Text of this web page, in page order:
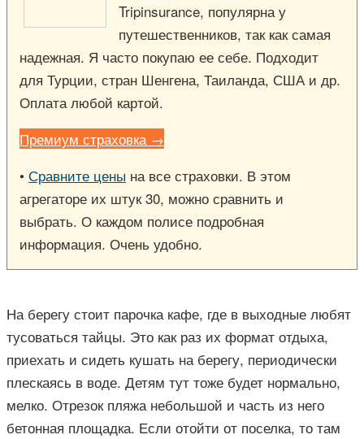
Tripinsurance, популярна у
путешественников, так как самая
надежная. Я часто покупаю ее себе. Подходит
для Турции, стран Шенгена, Таиланда, США и др.
Оплата любой картой.
Премиум страховка →
• Сравните цены на все страховки. В этом
агрегаторе их штук 30, можно сравнить и
выбрать. О каждом полисе подробная
информация. Очень удобно.
На берегу стоит парочка кафе, где в выходные любят
тусоваться тайцы. Это как раз их формат отдыха,
приехать и сидеть кушать на берегу, периодически
плескаясь в воде. Детям тут тоже будет нормально,
мелко. Отрезок пляжа небольшой и часть из него
бетонная площадка. Если отойти от поселка, то там